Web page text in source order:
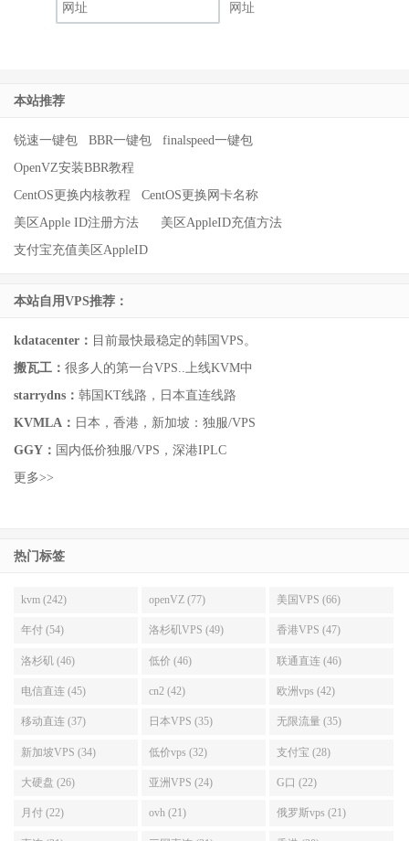
网址
本站推荐
锐速一键包 BBR一键包
finalspeed一键包
OpenVZ安装BBR教程
CentOS更换内核教程
CentOS更换网卡名称
美区Apple ID注册方法
美区AppleID充值方法
支付宝充值美区AppleID
本站自用VPS推荐：
kdatacenter： 目前最快最稳定的韩国VPS。
搬瓦工： 很多人的第一台VPS..上线KVM中
starrydns： 韩国KT线路，日本直连线路
KVMLA： 日本，香港，新加坡：独服/VPS
GGY： 国内低价独服/VPS，深港IPLC
更多>>
热门标签
kvm (242) openVZ (77) 美国VPS (66)
年付 (54) 洛杉矶VPS (49) 香港VPS (47)
洛杉矶 (46) 低价 (46) 联通直连 (46)
电信直连 (45) cn2 (42) 欧洲vps (42)
移动直连 (37) 日本VPS (35) 无限流量 (35)
新加坡VPS (34) 低价vps (32) 支付宝 (28)
大硬盘 (26) 亚洲VPS (24) G口 (22)
月付 (22) ovh (21) 俄罗斯vps (21)